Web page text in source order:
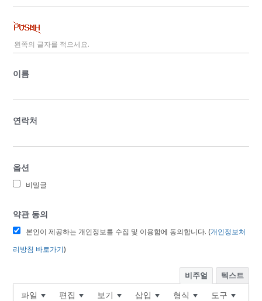
이름
연락처
옵션
비밀글
약관 동의
본인이 제공하는 개인정보를 수집 및 이용함에 동의합니다. (개인정보처
리방침 바로가기)
비주얼 텍스트
파일 편집 보기 삽입 형식
도구